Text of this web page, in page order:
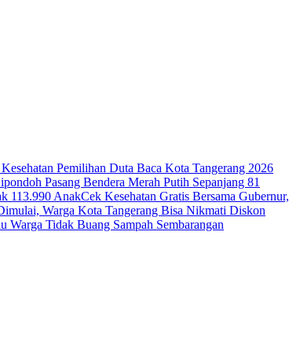
Pemilihan Duta Baca Kota Tangerang 2026
Pasang Bendera Merah Putih Sepanjang 81
113.990 AnakCek Kesehatan Gratis Bersama Gubernur,
Warga Kota Tangerang Bisa Nikmati Diskon
Tidak Buang Sampah Sembarangan